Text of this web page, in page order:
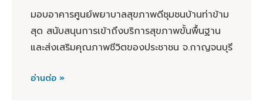
มอบอาคารศูนย์พยาบาลสุขภาพดีชุมชนบ้านท่าข้าม
สุด สนับสนุนการเข้าถึงบริการสุขภาพขั้นพื้นฐาน
และส่งเสริมคุณภาพชีวิตของประชาชน จ.กาญจนบุรี
อ่านต่อ »